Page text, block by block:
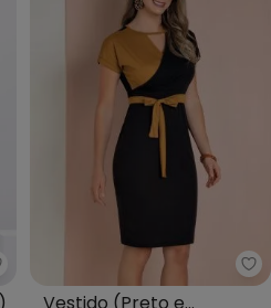
- Vestido Feminino
Vestido (Preto e